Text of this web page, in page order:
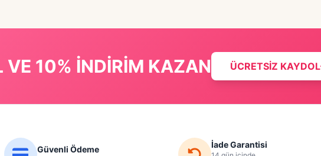
VE 10% İNDİRİM KAZAN ÜCRETSİZ KAYDOL
Güvenli Ödeme İade Garantisi